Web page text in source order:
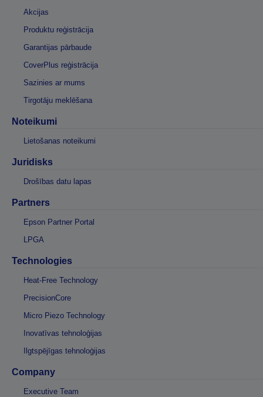
Akcijas
Produktu reģistrācija
Garantijas pārbaude
CoverPlus reģistrācija
Sazinies ar mums
Tirgotāju meklēšana
Noteikumi
Lietošanas noteikumi
Juridisks
Drošības datu lapas
Partners
Epson Partner Portal
LPGA
Technologies
Heat-Free Technology
PrecisionCore
Micro Piezo Technology
Inovatīvas tehnoloģijas
Ilgtspējīgas tehnoloģijas
Company
Executive Team